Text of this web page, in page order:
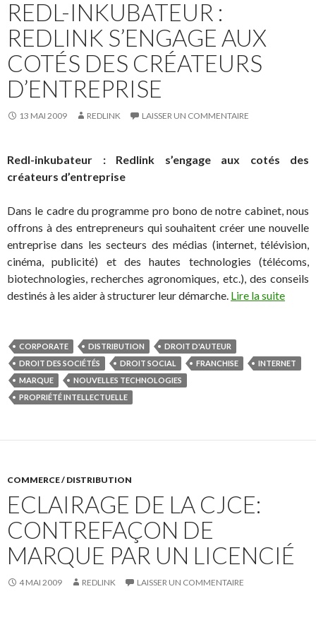
REDL-INKUBATEUR :
REDLINK S’ENGAGE AUX
COTÉS DES CRÉATEURS
D’ENTREPRISE
13 MAI 2009 REDLINK LAISSER UN COMMENTAIRE
Redl-inkubateur : Redlink s’engage aux cotés des
créateurs d’entreprise
Dans le cadre du programme pro bono de notre cabinet, nous
offrons à des entrepreneurs qui souhaitent créer une nouvelle
entreprise dans les secteurs des médias (internet, télévision,
cinéma, publicité) et des hautes technologies (télécoms,
biotechnologies, recherches agronomiques, etc.), des conseils
destinés à les aider à structurer leur démarche. Lire la suite
CORPORATE DISTRIBUTION
DROIT D'AUTEUR
DROIT DES SOCIÉTÉS
DROIT SOCIAL FRANCHISE
INTERNET
MARQUE
NOUVELLES TECHNOLOGIES
PROPRIÉTÉ INTELLECTUELLE
COMMERCE / DISTRIBUTION
ECLAIRAGE DE LA CJCE:
CONTREFAÇON DE
MARQUE PAR UN LICENCIÉ
4 MAI 2009 REDLINK LAISSER UN COMMENTAIRE